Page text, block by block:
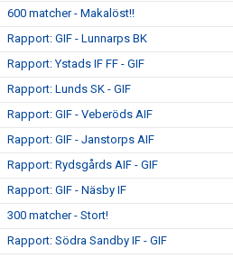
600 matcher - Makalöst!!
Rapport: GIF - Lunnarps BK
Rapport: Ystads IF FF - GIF
Rapport: Lunds SK - GIF
Rapport: GIF - Veberöds AIF
Rapport: GIF - Janstorps AIF
Rapport: Rydsgårds AIF - GIF
Rapport: GIF - Näsby IF
300 matcher - Stort!
Rapport: Södra Sandby IF - GIF